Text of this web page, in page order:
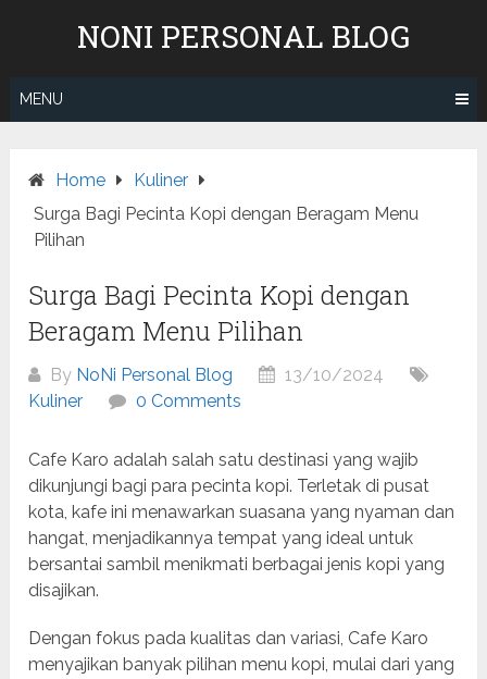
NONI PERSONAL BLOG
MENU
Home
Kuliner
Surga Bagi Pecinta Kopi dengan Beragam Menu
Pilihan
Surga Bagi Pecinta Kopi dengan
Beragam Menu Pilihan
By NoNi Personal Blog
13/10/2024
Kuliner
0 Comments
Cafe Karo adalah salah satu destinasi yang wajib
dikunjungi bagi para pecinta kopi. Terletak di pusat
kota, kafe ini menawarkan suasana yang nyaman dan
hangat, menjadikannya tempat yang ideal untuk
bersantai sambil menikmati berbagai jenis kopi yang
disajikan.
Dengan fokus pada kualitas dan variasi, Cafe Karo
menyajikan banyak pilihan menu kopi, mulai dari yang